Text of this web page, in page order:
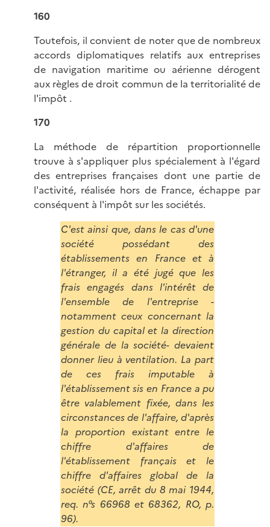
160
Toutefois, il convient de noter que de nombreux
accords diplomatiques relatifs aux entreprises
de navigation maritime ou aérienne dérogent
aux règles de droit commun de la territorialité de
l'impôt .
170
La méthode de répartition proportionnelle
trouve à s'appliquer plus spécialement à l'égard
des entreprises françaises dont une partie de
l'activité, réalisée hors de France, échappe par
conséquent à l'impôt sur les sociétés.
C'est ainsi que, dans le cas d'une
société possédant des
établissements en France et à
l'étranger, il a été jugé que les
frais engagés dans l'intérêt de
l'ensemble de l'entreprise -
notamment ceux concernant la
gestion du capital et la direction
générale de la société- devaient
donner lieu à ventilation. La part
de ces frais imputable à
l'établissement sis en France a pu
être valablement fixée, dans les
circonstances de l'affaire, d'après
la proportion existant entre le
chiffre d'affaires de
l'établissement français et le
chiffre d'affaires global de la
société (CE, arrêt du 8 mai 1944,
req. n°s 66968 et 68362, RO, p.
96).